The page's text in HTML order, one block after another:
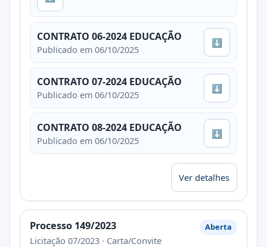
CONTRATO 06-2024 EDUCAÇÃO
Publicado em 06/10/2025
⬇
CONTRATO 07-2024 EDUCAÇÃO
Publicado em 06/10/2025
⬇
CONTRATO 08-2024 EDUCAÇÃO
Publicado em 06/10/2025
⬇
Ver detalhes
Processo 149/2023
Licitação 07/2023 · Carta/Convite
Aberta